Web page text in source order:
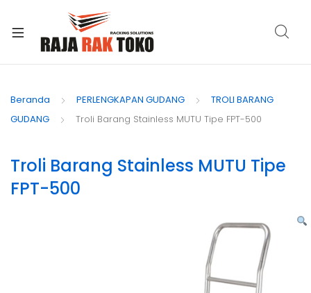
Beranda PERLENGKAPAN GUDANG
TROLI BARANG
GUDANG
Troli Barang Stainless MUTU Tipe FPT-500
Troli Barang Stainless MUTU Tipe
FPT-500